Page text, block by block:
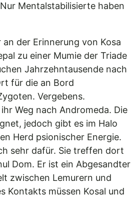
Mentalstabilisierte haben
der Erinnerung von Kosa
zu einer Mumie der Triade
Jahrzehntausende nach
für die an Bord
Vergebens.
Weg nach Andromeda. Die
jedoch gibt es im Halo
Herd psionischer Energie.
sehr dafür. Sie treffen dort
Dom. Er ist ein Abgesandter
zwischen Lemurern und
Kontakts müssen Kosal und